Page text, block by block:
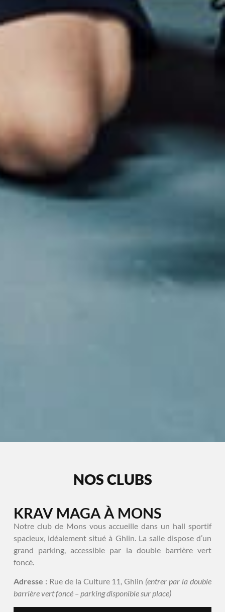
NOS CLUBS
KRAV MAGA À MONS
Notre club de Mons vous accueille dans un hall sportif
spacieux, idéalement situé à Ghlin. La salle dispose d’un
grand parking, accessible par la double barrière vert
foncé.
Adresse : Rue de la Culture 11, Ghlin (entrer par la double
barrière vert foncé – parking disponible sur place)